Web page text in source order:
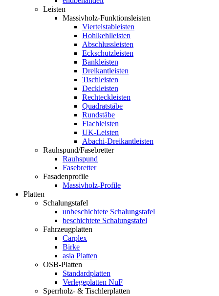
Leisten
Massivholz-Funktionsleisten
Viertelstableisten
Hohlkehlleisten
Abschlussleisten
Eckschutzleisten
Bankleisten
Dreikantleisten
Tischleisten
Deckleisten
Rechteckleisten
Quadratstäbe
Rundstäbe
Flachleisten
UK-Leisten
Abachi-Dreikantleisten
Rauhspund/Fasebretter
Rauhspund
Fasebretter
Fasadenprofile
Massivholz-Profile
Platten
Schalungstafel
unbeschichtete Schalungstafel
beschichtete Schalungstafel
Fahrzeugplatten
Carplex
Birke
asia Platten
OSB-Platten
Standardplatten
Verlegeplatten NuF
Sperrholz- & Tischlerplatten